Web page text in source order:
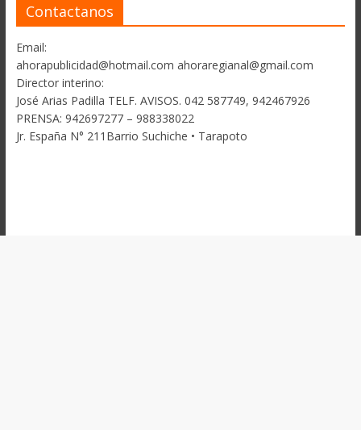
Contactanos
Email:
ahorapublicidad@hotmail.com ahoraregianal@gmail.com
Director interino:
José Arias Padilla TELF. AVISOS. 042 587749, 942467926
PRENSA: 942697277 – 988338022
Jr. España N° 211Barrio Suchiche • Tarapoto